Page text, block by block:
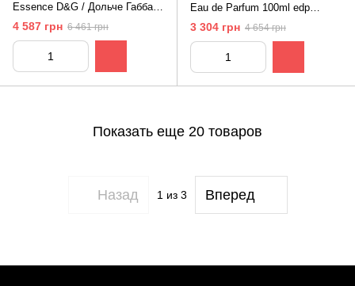
Essence D&G / Дольче Габбана
65ml edp (Роскошный,
насыщенный, чувственный)
4 587 грн 6 461 грн
Eau de Parfum 100ml edp
Дольче Габбана Зе Ван Мэн О
Де Парфюм
3 304 грн 4 654 грн
Показать еще 20 товаров
Назад 1из 3 Вперед